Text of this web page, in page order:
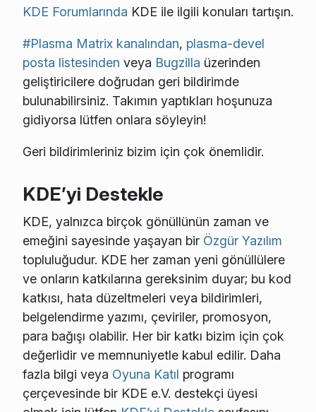
KDE Forumlarında KDE ile ilgili konuları tartışın.
#Plasma Matrix kanalından, plasma-devel
posta listesinden veya Bugzilla üzerinden
geliştiricilere doğrudan geri bildirimde
bulunabilirsiniz. Takımın yaptıkları hoşunuza
gidiyorsa lütfen onlara söyleyin!
Geri bildirimleriniz bizim için çok önemlidir.
KDE’yi Destekle
KDE, yalnızca birçok gönüllünün zaman ve
emeğini sayesinde yaşayan bir Özgür Yazılım
topluluğudur. KDE her zaman yeni gönüllülere
ve onların katkılarına gereksinim duyar; bu kod
katkısı, hata düzeltmeleri veya bildirimleri,
belgelendirme yazımı, çeviriler, promosyon,
para bağışı olabilir. Her bir katkı bizim için çok
değerlidir ve memnuniyetle kabul edilir. Daha
fazla bilgi veya Oyuna Katıl programı
çerçevesinde bir KDE e.V. destekçi üyesi